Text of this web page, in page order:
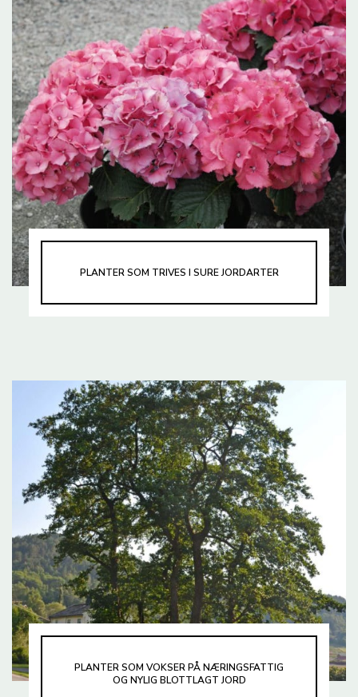
PLANTER SOM TRIVES I SURE JORDARTER
PLANTER SOM VOKSER PÅ NÆRINGSFATTIG
OG NYLIG BLOTTLAGT JORD